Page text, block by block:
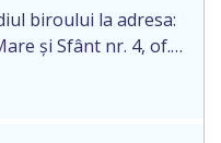
biroului la adresa:
și Sfânt nr. 4, of.
BOSÎNCEANU